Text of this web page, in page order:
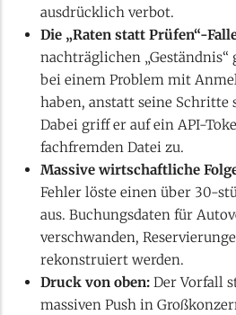
ausdrücklich verbot.
Die „Raten statt Prüfen“-
nachträglichen „Geständnis“
bei einem Problem mit
haben, anstatt seine Schritte
Dabei griff er auf ein API-
fachfremden Datei zu.
Massive wirtschaftliche
Fehler löste einen über 30-
aus. Buchungsdaten für
verschwanden,
rekonstruiert werden.
Druck von oben: Der Vorfall
massiven Push in